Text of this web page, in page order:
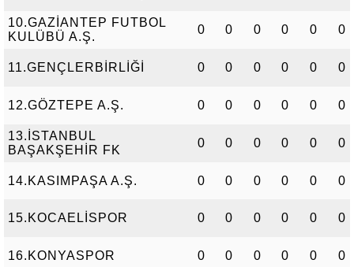
10.GAZİANTEP FUTBOL
KULÜBÜ A.Ş.
0 0 0 0 0 0
11.GENÇLERBİRLİĞİ 0 0 0 0 0 0
12.GÖZTEPE A.Ş. 0 0 0 0 0 0
13.İSTANBUL
BAŞAKŞEHİR FK
0 0 0 0 0 0
14.KASIMPAŞA A.Ş. 0 0 0 0 0 0
15.KOCAELİSPOR 0 0 0 0 0 0
16.KONYASPOR 0 0 0 0 0 0